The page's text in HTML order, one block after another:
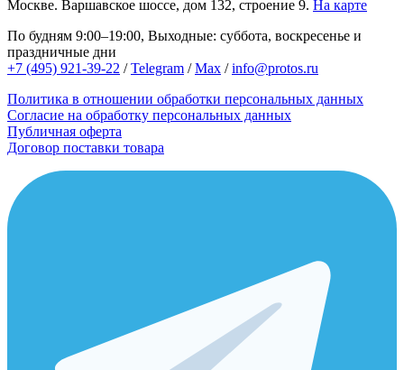
Москве. Варшавское шоссе, дом 132, строение 9. На карте
По будням 9:00–19:00, Выходные: суббота, воскресенье и
праздничные дни
+7 (495) 921-39-22 /Telegram /Max /info@protos.ru
Политика в отношении обработки персональных данных
Согласие на обработку персональных данных
Публичная оферта
Договор поставки товара